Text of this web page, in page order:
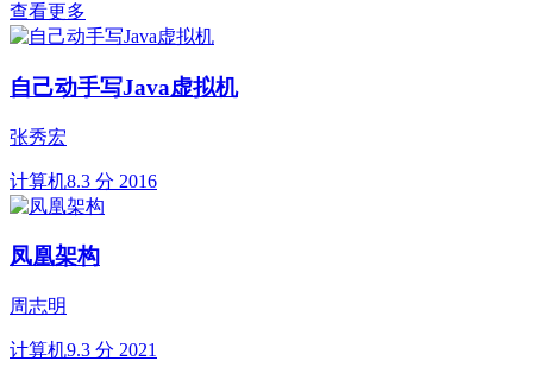
查看更多
自己动手写Java虚拟机
张秀宏
计算机8.3 分 2016
凤凰架构
周志明
计算机9.3 分 2021